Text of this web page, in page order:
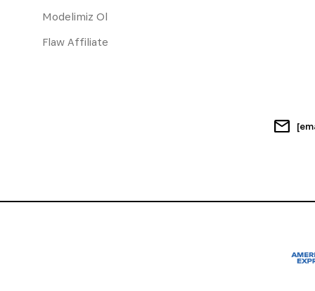
Modelimiz Ol
Flaw Affiliate